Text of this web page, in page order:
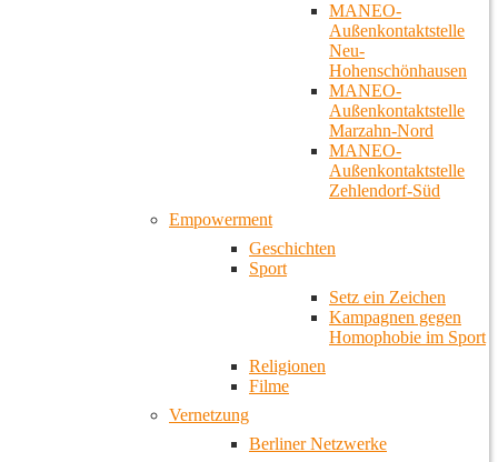
MANEO-
Außenkontaktstelle
Neu-
Hohenschönhausen
MANEO-
Außenkontaktstelle
Marzahn-Nord
MANEO-
Außenkontaktstelle
Zehlendorf-Süd
Empowerment
Geschichten
Sport
Setz ein Zeichen
Kampagnen gegen
Homophobie im Sport
Religionen
Filme
Vernetzung
Berliner Netzwerke